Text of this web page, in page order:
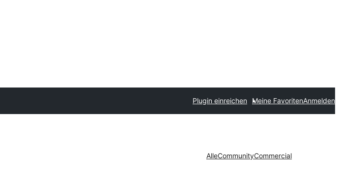
Plugin einreichen Meine FavoritenAnmelden
AlleCommunityCommercial